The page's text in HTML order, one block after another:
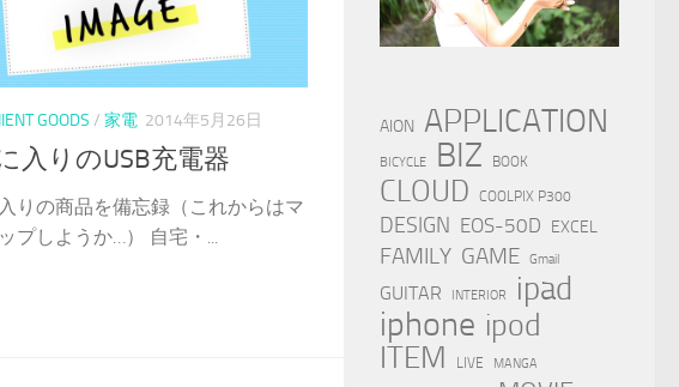
GOODS / 家電 2014年5月26日
入りのUSB充電器
りの商品を備忘録（これからはマ
プしようか…） 自宅・...
AION APPLICATION
BICYCLE BIZ BOOK
CLOUD COOLPIX P300
DESIGN EOS-50D EXCEL
FAMILY GAME Gmail
GUITAR INTERIOR ipad
iphone ipod
ITEM
LIVE MANGA